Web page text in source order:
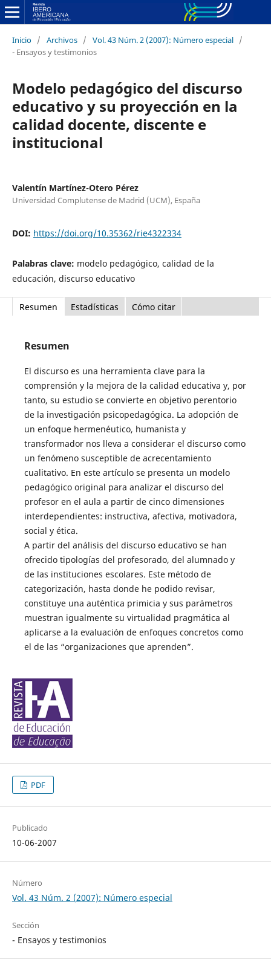
Inicio / Archivos / Vol. 43 Núm. 2 (2007): Número especial /
- Ensayos y testimonios
Modelo pedagógico del discurso
educativo y su proyección en la
calidad docente, discente e
institucional
Valentín Martínez-Otero Pérez
Universidad Complutense de Madrid (UCM), España
DOI: https://doi.org/10.35362/rie4322334
Palabras clave: modelo pedagógico, calidad de la
educación, discurso educativo
Resumen Estadísticas Cómo citar
Resumen
El discurso es una herramienta clave para la
comprensión y la mejora de la calidad educativa y, por
tanto, su estudio se convierte en objetivo perentorio
de la investigación psicopedagógica. La adopción de
un enfoque hermenéutico, humanista y
transformador nos lleva a considerar el discurso como
un fenómeno susceptible de acrecentamiento
cualitativo. En este artículo se presenta un modelo
pedagógico original para analizar el discurso del
profesor en el aula a partir de cinco dimensiones
interdependientes: instructiva, afectiva, motivadora,
social y ética.
A partir del análisis del discurso educativo se han
ofrecido tipologías del profesorado, del alumnado y
de las instituciones escolares. Este método de
categorización, hasta donde he podido revisar,
constituye una auténtica primicia y sus parámetros
muestran igualmente su virtualidad pragmática al
aplicarse a la evaluación de enfoques concretos como
el de las “organizaciones que aprenden”.
PDF
Publicado
10-06-2007
Número
Vol. 43 Núm. 2 (2007): Número especial
Sección
- Ensayos y testimonios